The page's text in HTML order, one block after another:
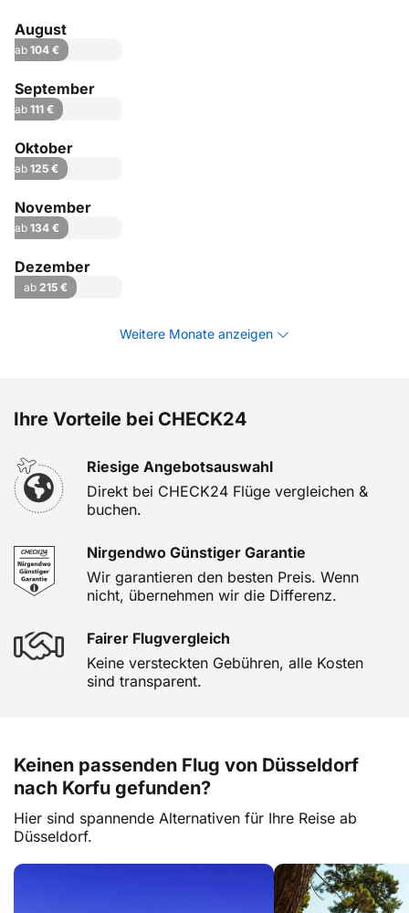
August
ab 104 €
September
ab 111 €
Oktober
ab 125 €
November
ab 134 €
Dezember
ab 215 €
Weitere Monate anzeigen
Ihre Vorteile bei CHECK24
Riesige Angebotsauswahl
Direkt bei CHECK24 Flüge vergleichen &
buchen.
Nirgendwo Günstiger Garantie
Wir garantieren den besten Preis. Wenn
nicht, übernehmen wir die Differenz.
Fairer Flugvergleich
Keine versteckten Gebühren, alle Kosten
sind transparent.
Keinen passenden Flug von Düsseldorf
nach Korfu gefunden?
Hier sind spannende Alternativen für Ihre Reise ab
Düsseldorf.